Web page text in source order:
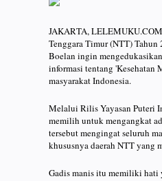
JAKARTA,
Tenggara Timur (NTT)
Boelan ingin
informasi tentang 'Kesehatan
masyarakat Indonesia.
Melalui Rilis Yayasan Puteri
memilih untuk mengangkat
tersebut mengingat seluruh
khususnya daerah NTT yang
Gadis manis itu memiliki